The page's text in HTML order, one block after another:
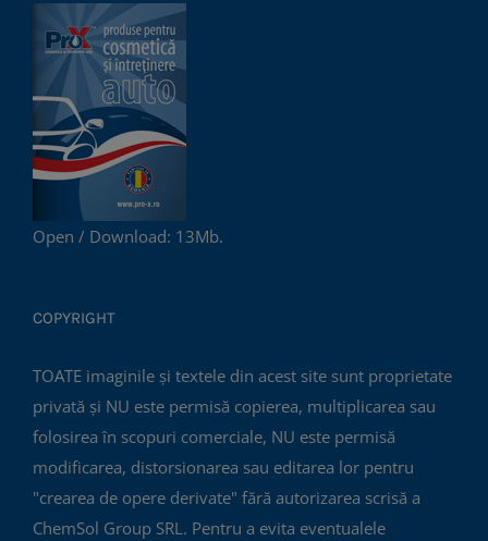
Open / Download: 13Mb.
COPYRIGHT
TOATE imaginile și textele din acest site sunt proprietate
privată și NU este permisă copierea, multiplicarea sau
folosirea în scopuri comerciale, NU este permisă
modificarea, distorsionarea sau editarea lor pentru
"crearea de opere derivate" fără autorizarea scrisă a
ChemSol Group SRL. Pentru a evita eventualele